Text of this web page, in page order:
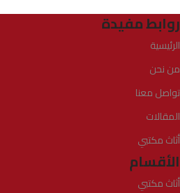
روابط مفيدة
الرئيسية
من نحن
تواصل معنا
المقالات
أثاث مكتبي
الأقسام
أثاث مكتبي